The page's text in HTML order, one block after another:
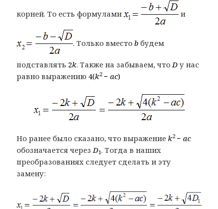
корней. То есть формулами и
. Только вместоb будем
подставлять 2k. Также на забываем, чтоD у нас
равно выражению4(k2 −ac)
Но ранее было сказано, что выражениеk2 −ac
обозначается черезD1. Тогда в наших
преобразованиях следует сделать и эту
замену: